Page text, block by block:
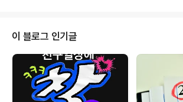
3.0.5&os=linux&lang=ko 위 주소에 가면 자동으로 다
운 받을 수 있는 창이 나올 것이다. 다운받은 파일이 firefo
x-3.0.5.tar.bz2 인데 이파일을 압축을 풀도록 하쟈. 2.
설정 변경 우선 다운받은 파일을 압축을 풀도록 한다. $..
이 블로그 인기글